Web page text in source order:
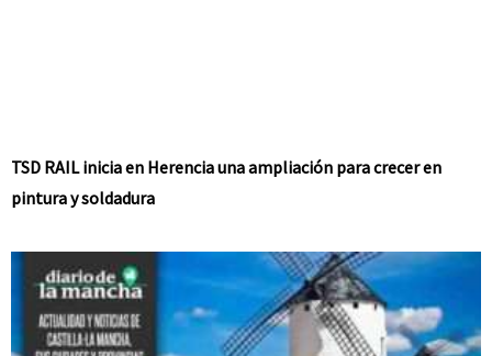
TSD RAIL inicia en Herencia una ampliación para crecer en
pintura y soldadura